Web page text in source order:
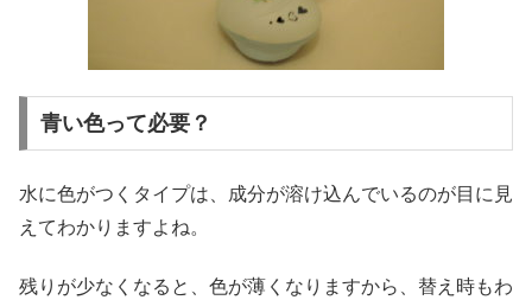
青い色って必要？
水に色がつくタイプは、成分が溶け込んでいるのが目に見
えてわかりますよね。
残りが少なくなると、色が薄くなりますから、替え時もわ